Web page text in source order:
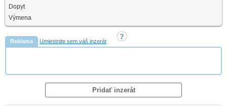
Dopyt
Výmena
Reklama Umiestnite sem váš inzerát
Pridať inzerát